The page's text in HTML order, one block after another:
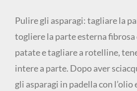
Pulire gli asparagi: tagliare la
togliere la parte esterna fibrosa
patate e tagliare a rotelline,
intere a parte. Dopo aver
gli asparagi in padella con